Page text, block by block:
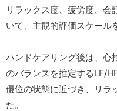
リラックス度、疲労度、会
いて、主観的評価スケール
ハンドケアリング後は、心
のバランスを推定するLF/
優位の状態に近づき、リラ
た。